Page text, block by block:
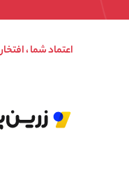
اعتماد شما ،